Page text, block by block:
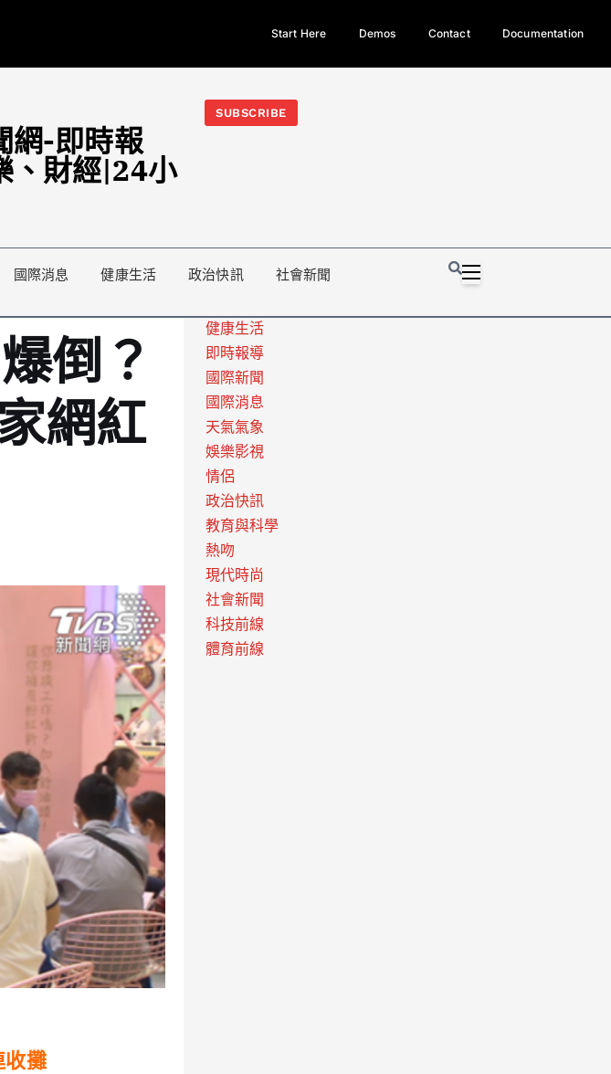
惹議 梁文傑回「只能靠嘴巴」
今日熱門新聞TOP3｜西拉雅族正式成第17個原住民族、立院電競
光電場回
Start Here Demos Contact Documentation
網-即時報
、財經|24小
SUBSCRIBE
國際消息 健康生活 政治快訊 社會新聞
倒？
網紅
收攤
健康生活
即時報導
國際新聞
國際消息
天氣氣象
娛樂影視
情侶
政治快訊
教育與科學
熱吻
現代時尚
社會新聞
科技前線
體育前線